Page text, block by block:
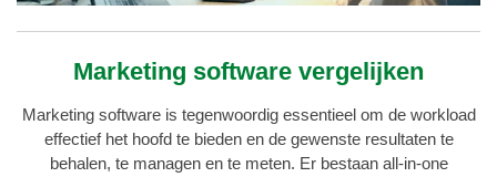
Marketing software vergelijken
Marketing software is tegenwoordig essentieel om de workload
effectief het hoofd te bieden en de gewenste resultaten te
behalen, te managen en te meten. Er bestaan all-in-one